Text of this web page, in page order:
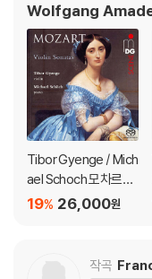
의 순간, 모차르트는 자
Wolfgang
Tibor Gyenge / Mich
ael Schoch 모차르트:
바이올린 소나타집 (M
26,000원
19%
작곡